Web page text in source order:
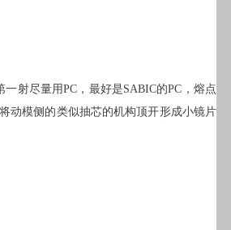
射尽量用PC，最好是SABIC的PC，熔点
动模侧的类似抽芯的机构顶开形成小镜片